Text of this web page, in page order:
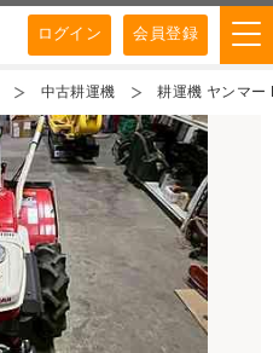
ログイン 会員登録
中古耕運機 耕運機 ヤンマー